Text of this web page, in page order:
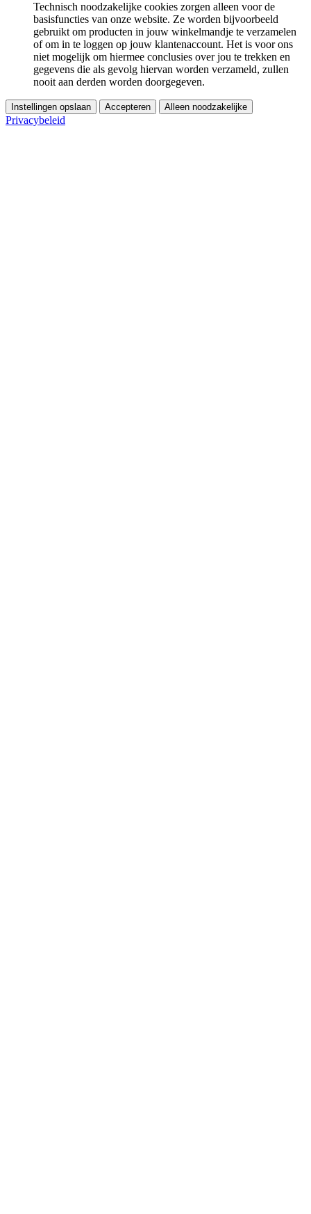
Technisch noodzakelijke cookies zorgen alleen voor de
basisfuncties van onze website. Ze worden bijvoorbeeld
gebruikt om producten in jouw winkelmandje te verzamelen
of om in te loggen op jouw klantenaccount. Het is voor ons
niet mogelijk om hiermee conclusies over jou te trekken en
gegevens die als gevolg hiervan worden verzameld, zullen
nooit aan derden worden doorgegeven.
Instellingen opslaan Accepteren Alleen noodzakelijke
Privacybeleid